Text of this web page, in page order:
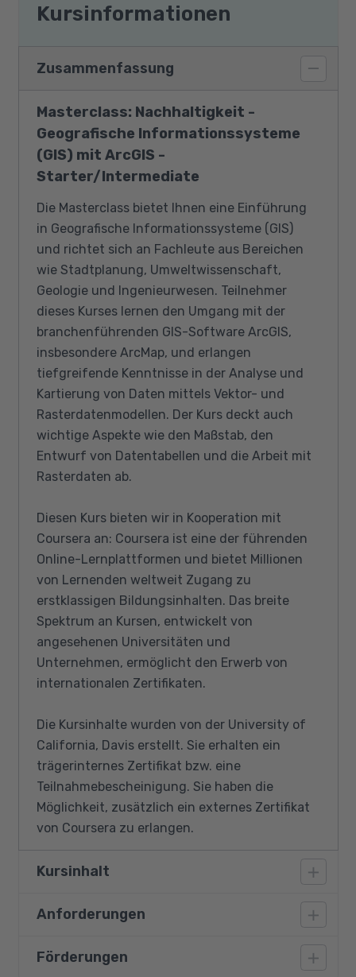
Kursinformationen
Zusammenfassung
Masterclass: Nachhaltigkeit -
Geografische Informationssysteme
(GIS) mit ArcGIS -
Starter/Intermediate
Die Masterclass bietet Ihnen eine Einführung
in Geografische Informationssysteme (GIS)
und richtet sich an Fachleute aus Bereichen
wie Stadtplanung, Umweltwissenschaft,
Geologie und Ingenieurwesen. Teilnehmer
dieses Kurses lernen den Umgang mit der
branchenführenden GIS-Software ArcGIS,
insbesondere ArcMap, und erlangen
tiefgreifende Kenntnisse in der Analyse und
Kartierung von Daten mittels Vektor- und
Rasterdatenmodellen. Der Kurs deckt auch
wichtige Aspekte wie den Maßstab, den
Entwurf von Datentabellen und die Arbeit mit
Rasterdaten ab.
Diesen Kurs bieten wir in Kooperation mit
Coursera an: Coursera ist eine der führenden
Online-Lernplattformen und bietet Millionen
von Lernenden weltweit Zugang zu
erstklassigen Bildungsinhalten. Das breite
Spektrum an Kursen, entwickelt von
angesehenen Universitäten und
Unternehmen, ermöglicht den Erwerb von
internationalen Zertifikaten.
Die Kursinhalte wurden von der University of
California, Davis erstellt. Sie erhalten ein
trägerinternes Zertifikat bzw. eine
Teilnahmebescheinigung. Sie haben die
Möglichkeit, zusätzlich ein externes Zertifikat
von Coursera zu erlangen.
Kursinhalt
Geografische Informationssysteme
Datenmodelle und -formate
Anforderungen
Vorausgesetzt werden gute
Förderungen